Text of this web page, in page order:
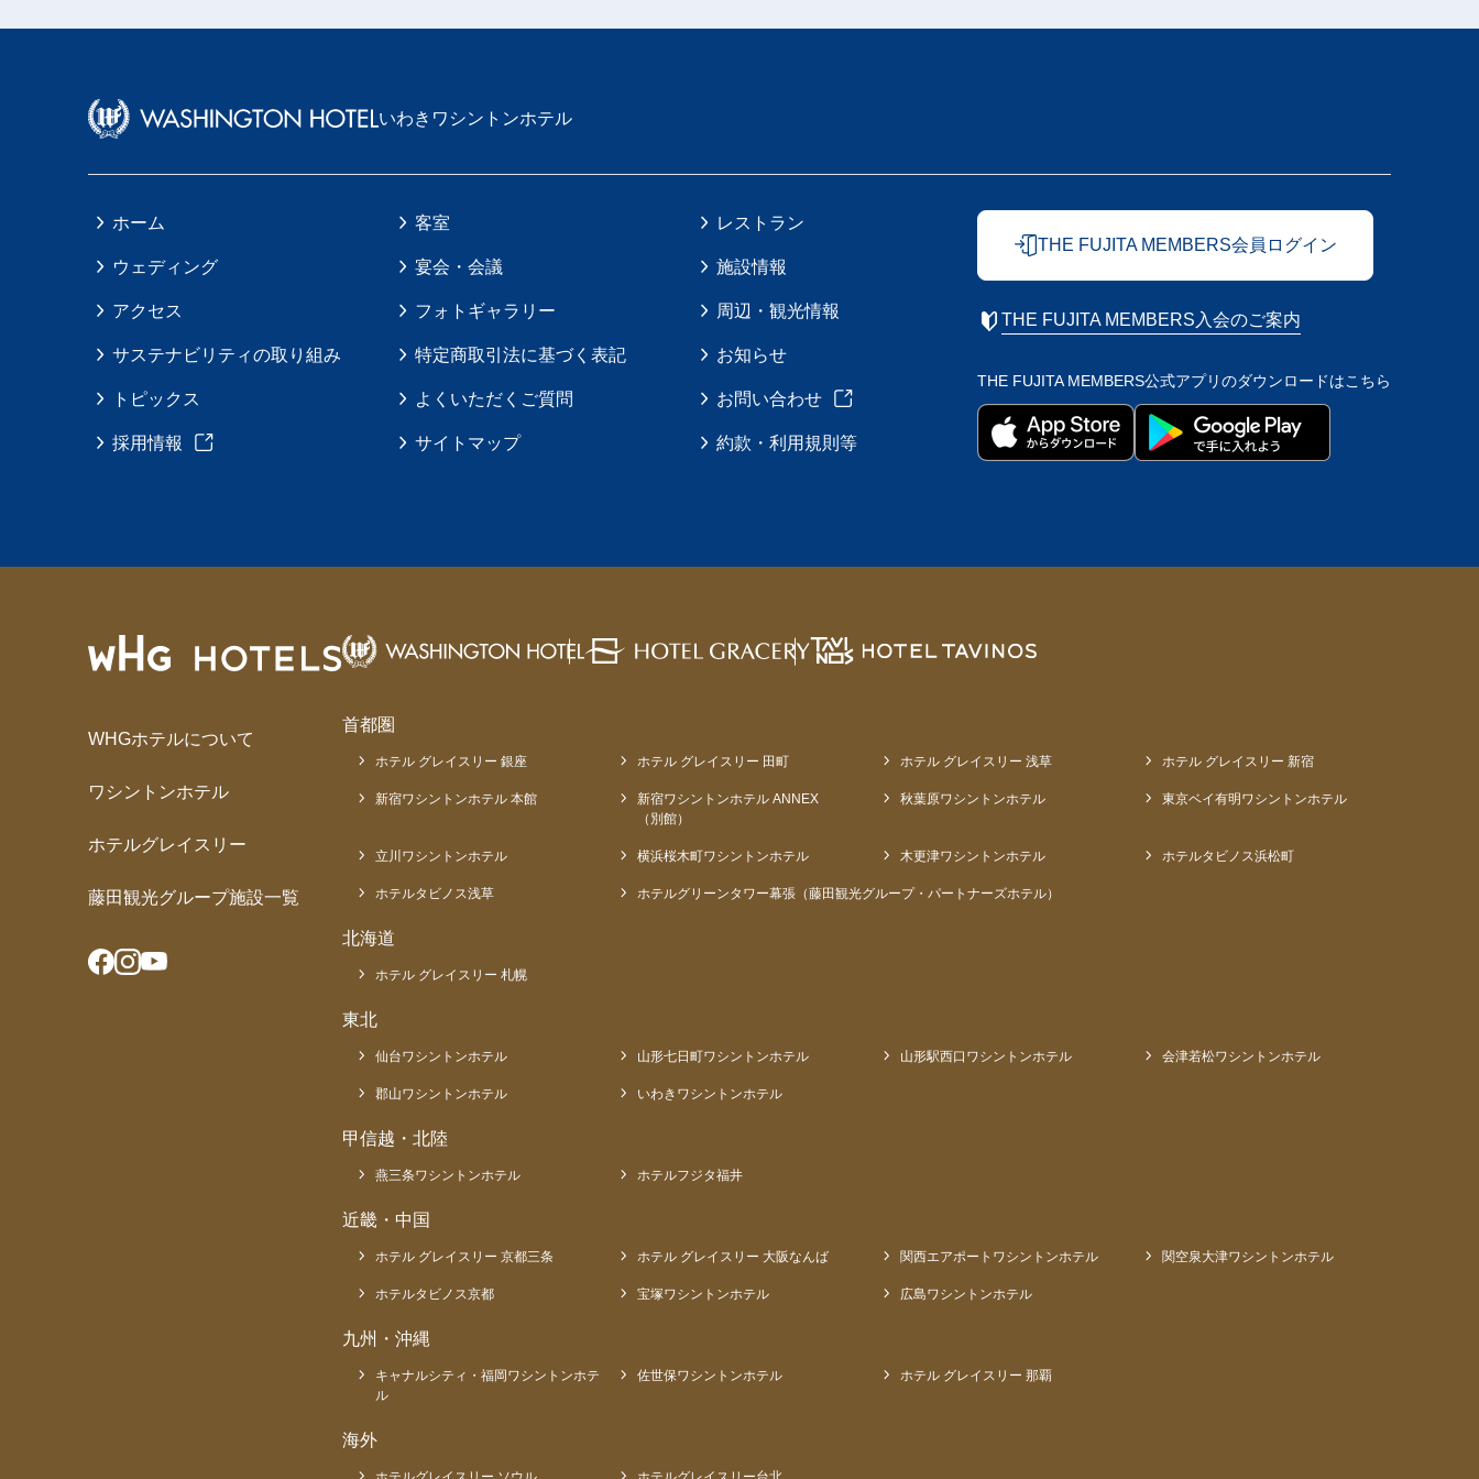
いわきワシントンホテル
ホーム 客室 レストラン
ウェディング 宴会・会議 施設情報
アクセス フォトギャラリー 周辺・観光情報
サステナビリティの取り組み 特定商取引法に基づく表記 お知らせ
トピックス よくいただくご質問 お問い合わせ
採用情報 サイトマップ 約款・利用規則等
THE FUJITA MEMBERS会員ログイン
THE FUJITA MEMBERS入会のご案内
THE FUJITA MEMBERS公式アプリのダウンロードはこちら
WHGホテルについて
ワシントンホテル
ホテルグレイスリー
藤田観光グループ施設一覧
首都圏
ホテル グレイスリー 銀座 ホテル グレイスリー 田町 ホテル グレイスリー 浅草 ホテル グレイスリー 新宿
新宿ワシントンホテル 本館
新宿ワシントンホテル ANNEX
（別館）
秋葉原ワシントンホテル 東京ベイ有明ワシントンホテル
立川ワシントンホテル 横浜桜木町ワシントンホテル 木更津ワシントンホテル ホテルタビノス浜松町
ホテルタビノス浅草 ホテルグリーンタワー幕張（藤田観光グループ・パートナーズホテル）
北海道
ホテル グレイスリー 札幌
東北
仙台ワシントンホテル 山形七日町ワシントンホテル 山形駅西口ワシントンホテル 会津若松ワシントンホテル
郡山ワシントンホテル いわきワシントンホテル
甲信越・北陸
燕三条ワシントンホテル ホテルフジタ福井
近畿・中国
ホテル グレイスリー 京都三条 ホテル グレイスリー 大阪なんば 関西エアポートワシントンホテル 関空泉大津ワシントンホテル
ホテルタビノス京都 宝塚ワシントンホテル 広島ワシントンホテル
九州・沖縄
キャナルシティ・福岡ワシントンホテ
ル
佐世保ワシントンホテル ホテル グレイスリー 那覇
海外